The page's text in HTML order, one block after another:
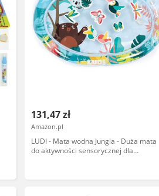
131,47 zł
Amazon.pl
LUDI - Mata wodna Jungla - Duża mata
do aktywności sensorycznej dla
miesięcy